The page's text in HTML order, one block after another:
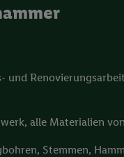
und
alle Materialien
Stemmen,